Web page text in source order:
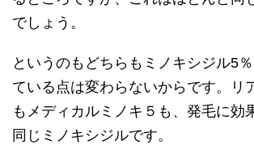
でしょう。
というのもどちらもミノキシジル5
ている点は変わらないからです。リ
もメディカルミノキ５も、発毛に効
同じミノキシジルです。